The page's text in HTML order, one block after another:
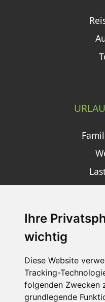
Ihre
wichtig
Diese Website
Tracking-
folgenden Zwecken
grundlegende
Die Schneehoehen Ski
Muss für alle